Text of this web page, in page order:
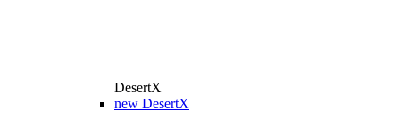
DesertX
new DesertX